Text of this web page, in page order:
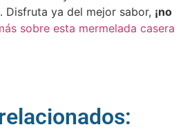
Disfruta ya del mejor sabor, ¡no
sobre esta mermelada casera